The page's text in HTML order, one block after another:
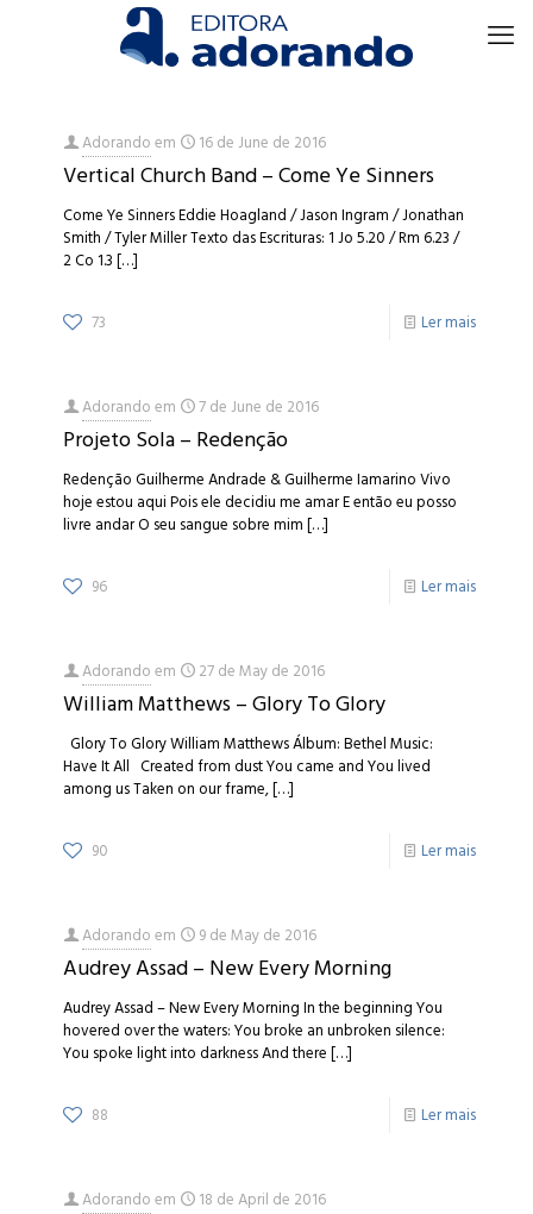
Adorandoem 16 de June de 2016
Vertical Church Band – Come Ye Sinners
Come Ye Sinners Eddie Hoagland / Jason Ingram / Jonathan
Smith / Tyler Miller Texto das Escrituras: 1 Jo 5.20 / Rm 6.23 /
2 Co 1.3[…]
73 Ler mais
Adorandoem 7 de June de 2016
Projeto Sola – Redenção
Redenção Guilherme Andrade & Guilherme Iamarino Vivo
hoje estou aqui Pois ele decidiu me amar E então eu posso
livre andar O seu sangue sobre mim[…]
96 Ler mais
Adorandoem 27 de May de 2016
William Matthews – Glory To Glory
Glory To Glory William Matthews Álbum: Bethel Music:
Have It All Created from dust You came and You lived
among us Taken on our frame,[…]
90 Ler mais
Adorandoem 9 de May de 2016
Audrey Assad – New Every Morning
Audrey Assad – New Every Morning In the beginning You
hovered over the waters: You broke an unbroken silence:
You spoke light into darkness And there[…]
88 Ler mais
Adorandoem 18 de April de 2016